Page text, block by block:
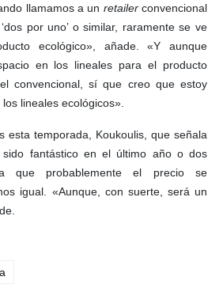
llamamos a un retailerconvencional
por uno’ o similar, raramente se ve
ecológico», añade. «Y aunque
en los lineales para el producto
convencional, sí que creo que estoy
lineales ecológicos».
esta temporada, Koukoulis, que señala
fantástico en el último año o dos
que probablemente el precio se
igual. «Aunque, con suerte, será un